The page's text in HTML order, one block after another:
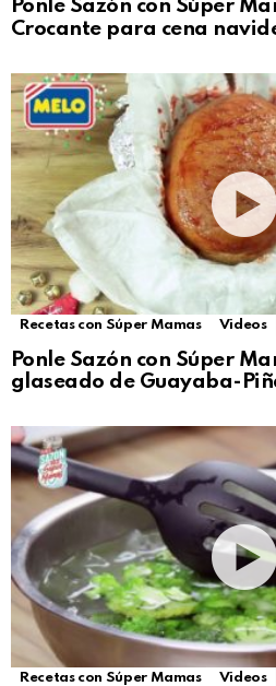
Ponle Sazón con Súper
Crocante para cena
Recetas con Súper Mamas Videos
Ponle Sazón con Súper
glaseado de Guayaba-
Recetas con Súper Mamas Videos